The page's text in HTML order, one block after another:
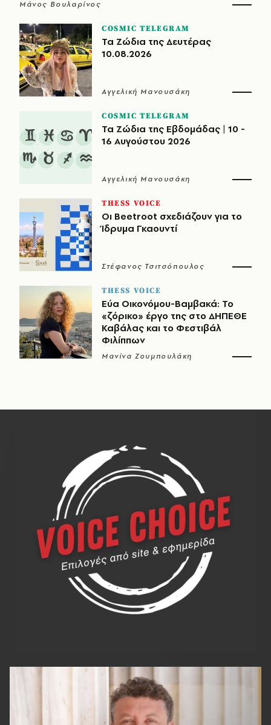
Μάνος Βουλαρίνος
COSMIC TELEGRAM
Τα Ζώδια της Δευτέρας
10.08.2026
Αγγελική Μανουσάκη
COSMIC TELEGRAM
Τα Ζώδια της Εβδομάδας | 10 -
16 Αυγούστου 2026
Αγγελική Μανουσάκη
THESS VOICE
Οι Beetroot σχεδιάζουν για το
Ίδρυμα Γκαουντί
Στέφανος Τσιτσόπουλος
THESS VOICE
Εύα Οικονόμου-Βαμβακά: Το
«ζόρικο» έργο της στο ΔΗΠΕΘΕ
Καβάλας και το Φεστιβάλ
Φιλίππων
Μανίνα Ζουμπουλάκη